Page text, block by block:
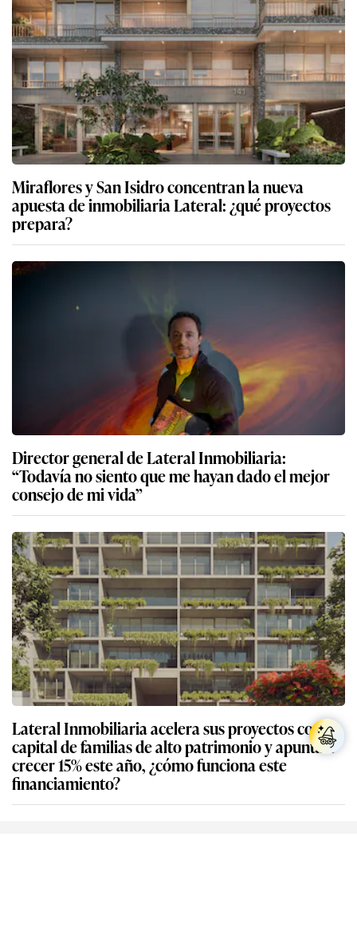
Miraflores y San Isidro concentran la nueva
apuesta de inmobiliaria Lateral: ¿qué proyectos
prepara?
Director general de Lateral Inmobiliaria:
“Todavía no siento que me hayan dado el mejor
consejo de mi vida”
Lateral Inmobiliaria acelera sus proyectos con
capital de familias de alto patrimonio y apunta a
crecer 15% este año, ¿cómo funciona este
financiamiento?